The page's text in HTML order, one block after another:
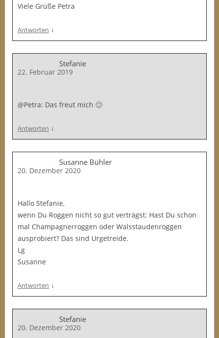
Viele Grüße Petra
Antworten ↓
Stefanie
22. Februar 2019
@Petra: Das freut mich 🙂
Antworten ↓
Susanne Bühler
20. Dezember 2020
Hallo Stefanie,
wenn Du Roggen nicht so gut verträgst: Hast Du schon
mal Champagnerroggen oder Walsstaudenroggen
ausprobiert? Das sind Urgetreide.
Lg
Susanne
Antworten ↓
Stefanie
20. Dezember 2020